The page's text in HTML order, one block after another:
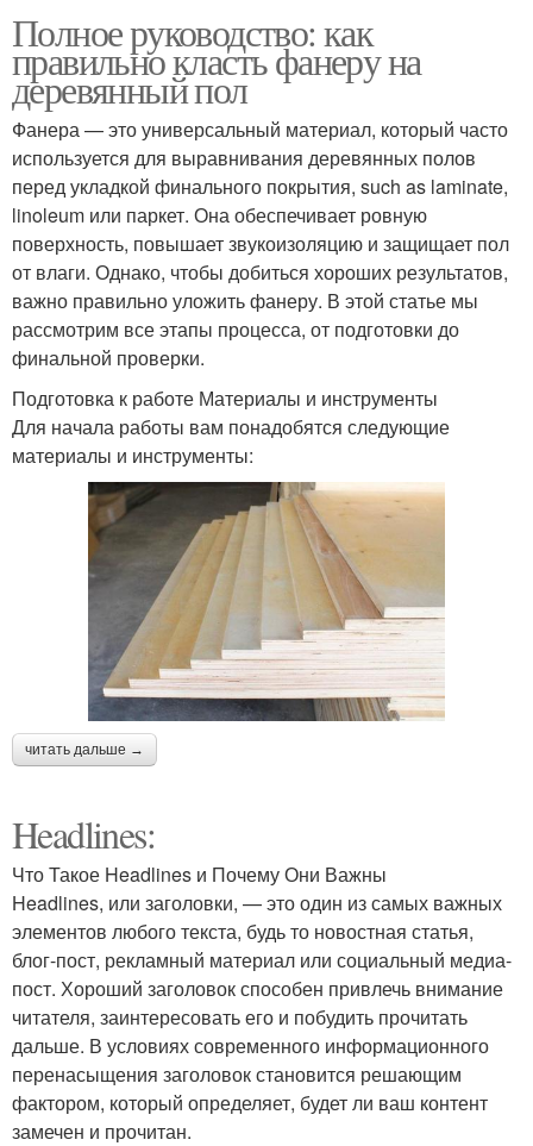
Полное руководство: как
правильно класть фанеру на
деревянный пол
Фанера — это универсальный материал, который часто
используется для выравнивания деревянных полов
перед укладкой финального покрытия, such as laminate,
linoleum или паркет. Она обеспечивает ровную
поверхность, повышает звукоизоляцию и защищает пол
от влаги. Однако, чтобы добиться хороших результатов,
важно правильно уложить фанеру. В этой статье мы
рассмотрим все этапы процесса, от подготовки до
финальной проверки.
Подготовка к работе Материалы и инструменты
Для начала работы вам понадобятся следующие
материалы и инструменты:
читать дальше →
Headlines:
Что Такое Headlines и Почему Они Важны
Headlines, или заголовки, — это один из самых важных
элементов любого текста, будь то новостная статья,
блог-пост, рекламный материал или социальный медиа-
пост. Хороший заголовок способен привлечь внимание
читателя, заинтересовать его и побудить прочитать
дальше. В условиях современного информационного
перенасыщения заголовок становится решающим
фактором, который определяет, будет ли ваш контент
замечен и прочитан.